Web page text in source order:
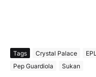
Tags Crystal Palace EPL
Pep Guardiola
Sukan